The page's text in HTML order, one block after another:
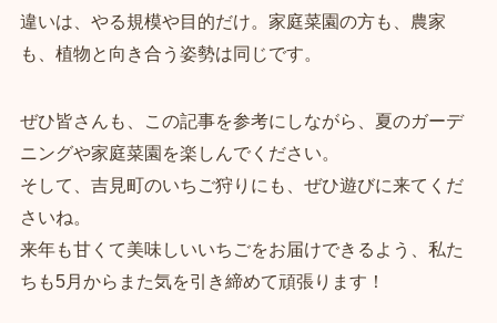
違いは、やる規模や目的だけ。家庭菜園の方も、農家
も、植物と向き合う姿勢は同じです。
ぜひ皆さんも、この記事を参考にしながら、夏のガーデ
ニングや家庭菜園を楽しんでください。
そして、吉見町のいちご狩りにも、ぜひ遊びに来てくだ
さいね。
来年も甘くて美味しいいちごをお届けできるよう、私た
ちも5月からまた気を引き締めて頑張ります！